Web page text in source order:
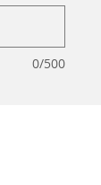
0/500